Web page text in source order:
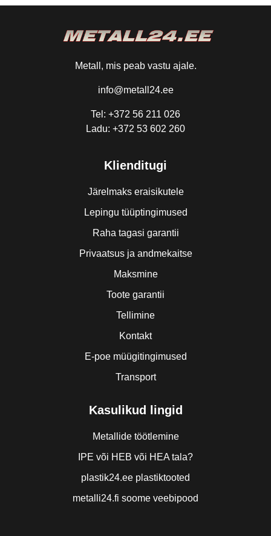
Metall, mis peab vastu ajale.
info@metall24.ee
Tel: +372 56 211 026
Ladu: +372 53 602 260
Klienditugi
Järelmaks eraisikutele
Lepingu tüüptingimused
Raha tagasi garantii
Privaatsus ja andmekaitse
Maksmine
Toote garantii
Tellimine
Kontakt
E-poe müügitingimused
Transport
Kasulikud lingid
Metallide töötlemine
IPE või HEB või HEA tala?
plastik24.ee plastiktooted
metalli24.fi soome veebipood